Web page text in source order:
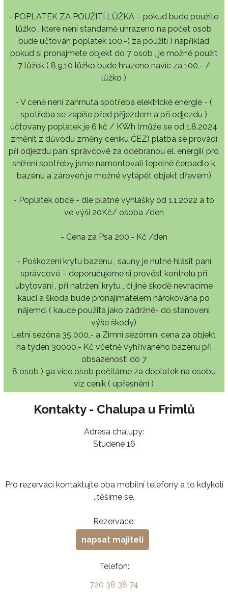
- POPLATEK ZA POUŽITÍ LŮŽKA – pokud bude použito
lůžko , které není standarně uhrazeno na počet osob
bude účtován poplatek 100,-( za použití ) například
pokud si pronajmete objekt do 7 osob , je možné použít
7 lůžek ( 8,9,10 lůžko bude hrazeno navíc za 100,- /
lůžko )
- V ceně není zahrnuta spotřeba elektrické energie - (
spotřeba se zapíše před příjezdem a při odjezdu )
účtovaný poplatek je 6 kč / KWh (může se od 1.8.2024
změnit z důvodu změny ceníku ČEZ) platba se provádí
při odjezdu paní správcové za odebranou el. energii( pro
snížení spotřeby jsme namontovali tepelné čerpadlo k
bazénu a zároveň je možné vytápět objekt dřevem)
- Poplatek obce - dle platné vyhlášky od 1.1.2022 a to
ve výši 20Kč/ osoba /den
- Cena za Psa 200,- Kč /den
- Poškození krytu bazénu , sauny je nutné hlásit paní
správcové – doporučujeme si provést kontrolu při
ubytování , při natržení krytu , či jiné škodě nevracíme
kauci a škoda bude pronajímatelem nárokována po
nájemci ( kauce použita jako zádržné- do stanovení
výše škody)
Letní sezóna 35 000,- a Zimní sezómin. cena za objekt
na týden 30000,- Kč včetně vyhřívaného bazénu při
obsazenosti do 7
8 osob ) 9a více osob počítáme za doplatek na osobu
viz ceník ( upřesnění )
Kontakty - Chalupa u Frimlů
Adresa chalupy:
Studené 16
Pro rezervaci kontaktujte oba mobilní telefony a to kdykoli
..těšíme se.
Rezervace:
napsat majiteli
Telefon:
720 38 38 74